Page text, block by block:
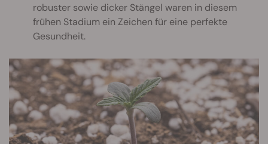
robuster sowie dicker Stängel waren in diesem
frühen Stadium ein Zeichen für eine perfekte
Gesundheit.